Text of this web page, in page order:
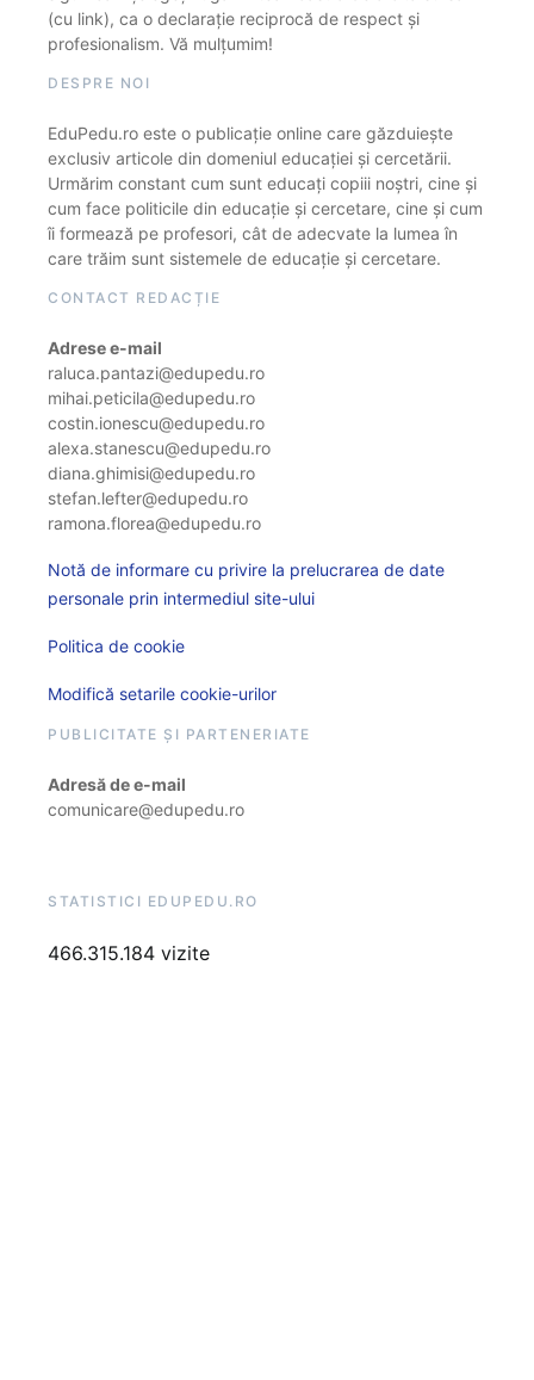
(cu link), ca o declarație reciprocă de respect și
profesionalism. Vă mulțumim!
DESPRE NOI
EduPedu.ro este o publicație online care găzduiește
exclusiv articole din domeniul educației și cercetării.
Urmărim constant cum sunt educați copiii noștri, cine și
cum face politicile din educație și cercetare, cine și cum
îi formează pe profesori, cât de adecvate la lumea în
care trăim sunt sistemele de educație și cercetare.
CONTACT REDACȚIE
Adrese e-mail
raluca.pantazi@edupedu.ro
mihai.peticila@edupedu.ro
costin.ionescu@edupedu.ro
alexa.stanescu@edupedu.ro
diana.ghimisi@edupedu.ro
stefan.lefter@edupedu.ro
ramona.florea@edupedu.ro
Notă de informare cu privire la prelucrarea de date
personale prin intermediul site-ului
Politica de cookie
Modifică setarile cookie-urilor
PUBLICITATE ȘI PARTENERIATE
Adresă de e-mail
comunicare@edupedu.ro
STATISTICI EDUPEDU.RO
466.315.184 vizite